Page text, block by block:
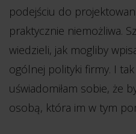
podejściu do
praktycznie niemożliwa.
wiedzieli, jak mogliby
ogólnej polityki firmy. I
uświadomiłam sobie, że
osobą, która im w tym